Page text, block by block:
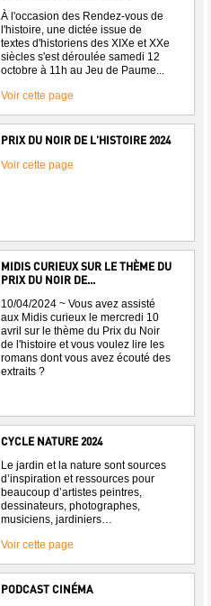
À l'occasion des Rendez-vous de
l'histoire, une dictée issue de
textes d'historiens des XIXe et XXe
siècles s'est déroulée samedi 12
octobre à 11h au Jeu de Paume...
Voir cette page
PRIX DU NOIR DE L'HISTOIRE 2024
Voir cette page
MIDIS CURIEUX SUR LE THÈME DU
PRIX DU NOIR DE...
10/04/2024 ~ Vous avez assisté
aux Midis curieux le mercredi 10
avril sur le thème du Prix du Noir
de l'histoire et vous voulez lire les
romans dont vous avez écouté des
extraits ?
CYCLE NATURE 2024
Le jardin et la nature sont sources
d’inspiration et ressources pour
beaucoup d’artistes peintres,
dessinateurs, photographes,
musiciens, jardiniers…
Voir cette page
PODCAST CINÉMA